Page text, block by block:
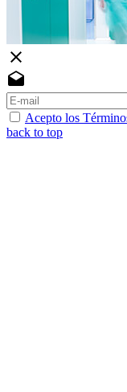
close
drafts
Acepto los
back to top